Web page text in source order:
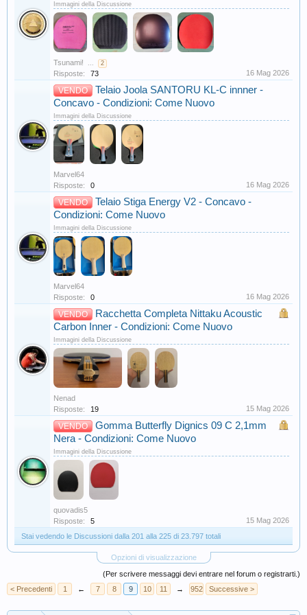
Immagini della Discussione
Tsunami! ... 2
Risposte: 73 16 Mag 2026
VENDO
Telaio Joola SANTORU KL-C innner -
Concavo - Condizioni: Come Nuovo
Immagini della Discussione
Marvel64
Risposte:
0 16 Mag 2026
VENDO
Telaio Stiga Energy V2 - Concavo -
Condizioni: Come Nuovo
Immagini della Discussione
Marvel64
Risposte:
0 16 Mag 2026
VENDO
Racchetta Completa Nittaku Acoustic
Carbon Inner - Condizioni: Come Nuovo
Immagini della Discussione
Nenad
Risposte:
19 15 Mag 2026
VENDO
Gomma Butterfly Dignics 09 C 2,1mm
Nera - Condizioni: Come Nuovo
Immagini della Discussione
quovadis5
Risposte:
5
15 Mag 2026
Stai vedendo le Discussioni dalla 201 alla 225 di 23.797 totali
Opzioni di visualizzazione
(Per scrivere messaggi devi entrare nel forum o registrarti.)
< Precedenti
1 ← 7 8 9 10 11 → 952 Successive >